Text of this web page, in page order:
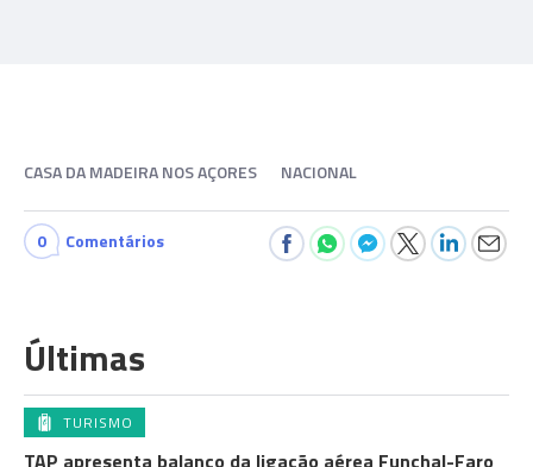
CASA DA MADEIRA NOS AÇORES NACIONAL
0 Comentários
Últimas
TURISMO
TAP apresenta balanço da ligação aérea Funchal-Faro